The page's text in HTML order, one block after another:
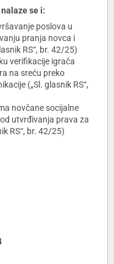
se i:
poslova u
pranja novca i
RS“, br. 42/25)
verifikacije igrača
na sreću preko
(„Sl. glasnik RS“,
novčane socijalne
utvrđivanja prava za
RS“, br. 42/25)